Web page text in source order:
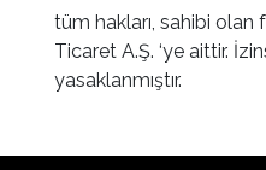
tüm hakları, sahibi
Ticaret A.Ş. ‘ye aittir.
yasaklanmıştır.